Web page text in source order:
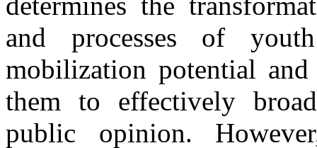
and processes of
mobilization potential
them to effectively
public opinion.